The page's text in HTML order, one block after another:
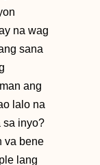
na wag
sana
ang
lalo na
sa inyo?
va bene
lang